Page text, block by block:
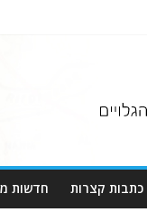
כתבות קצרות חדשות